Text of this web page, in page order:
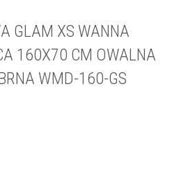
GLAM XS WANNA
160X70 CM OWALNA
WMD-160-GS